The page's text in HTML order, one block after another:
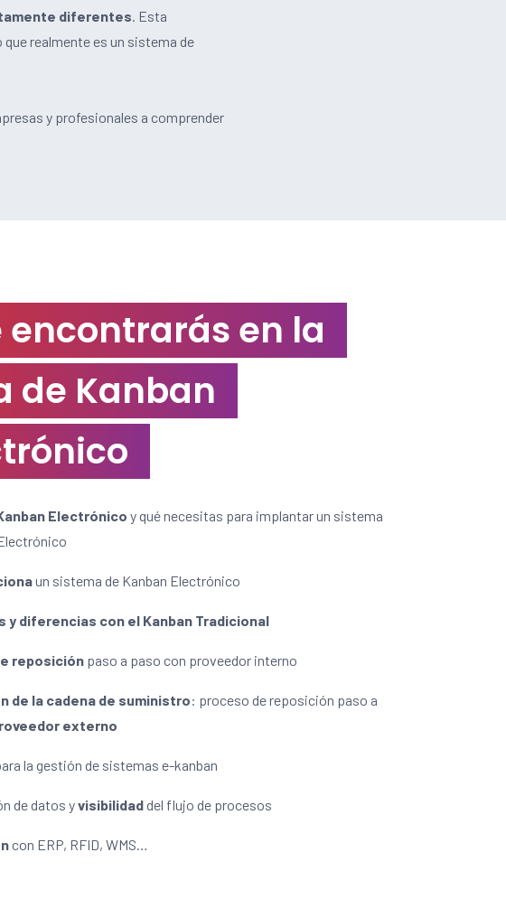
diferentes. Esta
realmente es un sistema de
y profesionales a comprender
encontrarás en la
de Kanban
Electrónico y qué necesitas para implantar un sistema
un sistema de Kanban Electrónico
y diferencias con el Kanban Tradicional
reposición paso a paso con proveedor interno
de la cadena de suministro: proceso de reposición paso a
externo
la gestión de sistemas e-kanban
de datos yvisibilidaddel flujo de procesos
con ERP, RFID, WMS…